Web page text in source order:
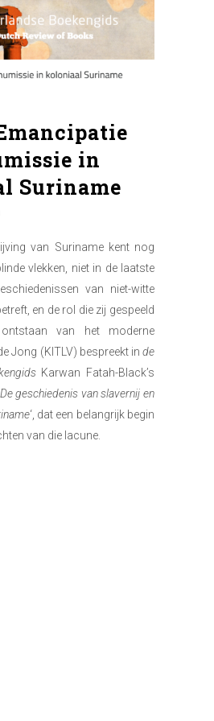
in
Suriname
van Suriname kent nog
vlekken, niet in de laatste
van niet-witte
en de rol die zij gespeeld
van het moderne
Jong (KITLV) bespreekt in de
Karwan Fatah-Black’s
geschiedenis van slavernij en
‘, dat een belangrijk begin
van die lacune.